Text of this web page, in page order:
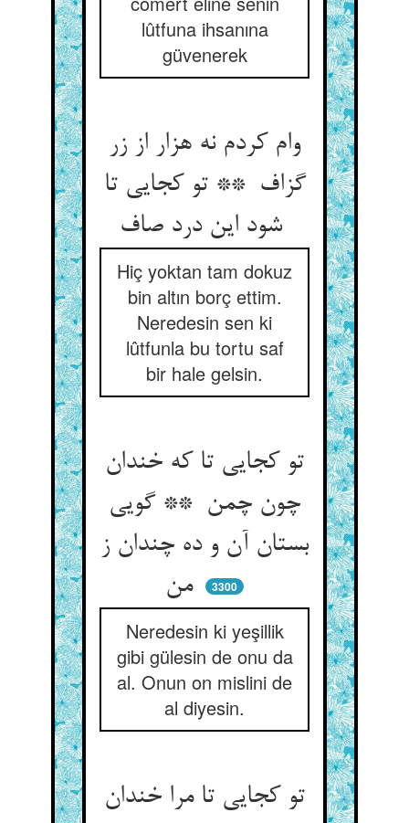
lûtfuna ihsanına
güvenerek
وام کردم نه هزار از زر
گزاف ** تو کجایی تا
شود این درد صاف
Hiç yoktan tam dokuz
bin altın borç ettim.
Neredesin sen ki
lûtfunla bu tortu saf
bir hale gelsin.
تو کجایی تا که خندان
چون چمن ** گویی
بستان آن و ده چندان ز
من
3300
Neredesin ki yeşillik
gibi gülesin de onu da
al. Onun on mislini de
al diyesin.
تو کجایی تا مرا خندان